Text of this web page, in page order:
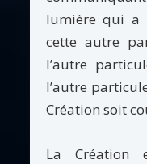
lumière qui a
cette autre
l’autre
l’autre
Création soit
La Création